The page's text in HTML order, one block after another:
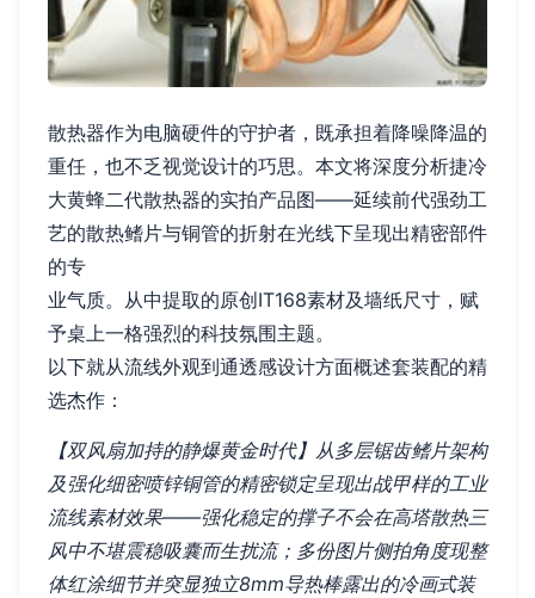
散热器作为电脑硬件的守护者，既承担着降噪降温的
重任，也不乏视觉设计的巧思。本文将深度分析捷冷
大黄蜂二代散热器的实拍产品图——延续前代强劲工
艺的散热鳍片与铜管的折射在光线下呈现出精密部件
的专
业气质。从中提取的原创IT168素材及墙纸尺寸，赋
予桌上一格强烈的科技氛围主题。
以下就从流线外观到通透感设计方面概述套装配的精
选杰作：
【双风扇加持的静爆黄金时代】从多层锯齿鳍片架构
及强化细密喷锌铜管的精密锁定呈现出战甲样的工业
流线素材效果——强化稳定的撑子不会在高塔散热三
风中不堪震稳吸囊而生扰流；多份图片侧拍角度现整
体红涂细节并突显独立8mm导热棒露出的冷画式装